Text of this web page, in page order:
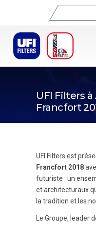
Rechercher :
UFI Filters
Francfort
12 septembre 2018
UFI Filters est
Francfort 2018
futuriste : un
et architecturaux
la tradition et les
Le Groupe, leader